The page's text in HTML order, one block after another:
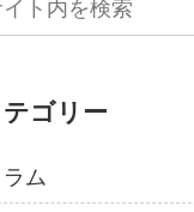
テゴリー
ラム